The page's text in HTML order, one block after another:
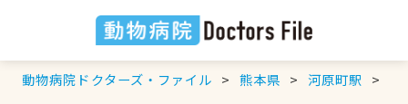
動物病院ドクターズ・ファイル 熊本県 河原町駅